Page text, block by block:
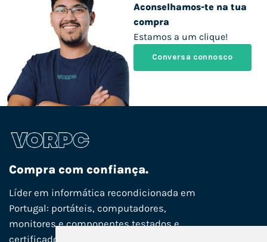
Aconselhamos-te na tua
compra
Estamos a um clique!
Conversa connosco
Compra com confiança.
Líder em informática recondicionada em
Portugal: portáteis, computadores,
monitores e componentes testados e
certificados, com garantia até 3 anos,